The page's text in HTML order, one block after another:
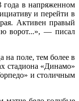
года в напряженном
и перейти в
Активен правый
ворот...», — писал
на поле, тем более в
стадиона «Динамо»
и столичным